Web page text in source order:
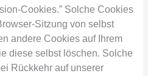
Cookies.” Solche Cookies
Sitzung von selbst
andere Cookies auf Ihrem
diese selbst löschen. Solche
Rückkehr auf unserer